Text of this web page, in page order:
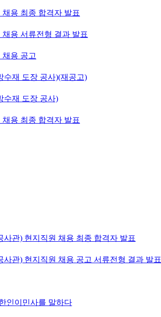
용 최종 합격자 발표
용 서류전형 결과 발표
용 공고
수재 도장 공사)(재공고)
수재 도장 공사)
용 최종 합격자 발표
관) 현지직원 채용 최종 합격자 발표
관) 현지직원 채용 공고 서류전형 결과 발표
인이민사를 말하다